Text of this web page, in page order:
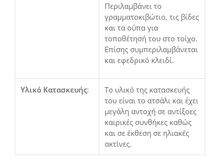
Περιλαμβάνει το
γραμματοκιβώτιο, τις βίδες
και τα ούπα για
τοποθέτησή του στο τοίχο.
Επίσης συμπεριλαμβάνεται
και εφεδρικό κλειδί.
Υλικό Κατασκευής:
Το υλικό της κατασκευής
του είναι το ατσάλι και έχει
μεγάλη αντοχή σε αντίξοες
καιρικές συνθήκες καθώς
και σε έκθεση σε ηλιακές
ακτίνες.